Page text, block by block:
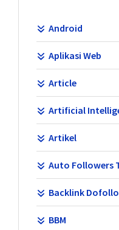
Android
Aplikasi Web
Article
Artificial
Artikel
Auto Followers
Backlink
BBM